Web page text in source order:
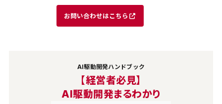
お問い合わせはこちら
AI駆動開発ハンドブック
【経営者必見】
AI駆動開発まるわかり